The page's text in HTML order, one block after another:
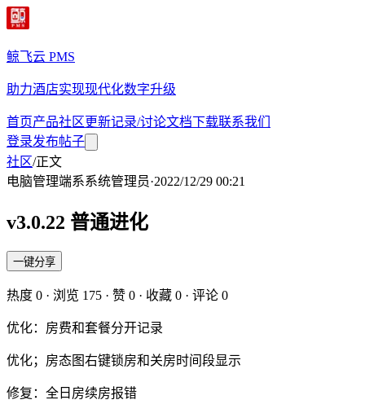
鲸飞云 PMS
助力酒店实现现代化数字升级
首页产品社区更新记录/讨论文档下载联系我们
登录发布帖子
社区/正文
电脑管理端系系统管理员·2022/12/29 00:21
v3.0.22 普通进化
一键分享
热度 0 · 浏览 175 · 赞 0 · 收藏 0 · 评论 0
优化：房费和套餐分开记录
优化；房态图右键锁房和关房时间段显示
修复：全日房续房报错